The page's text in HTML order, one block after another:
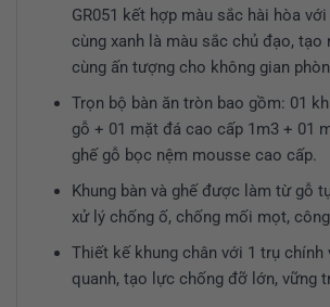
GR051 kết hợp màu sắc hài hòa
cùng xanh là màu sắc chủ đạo, tạo
cùng ấn tượng cho không gian
Trọn bộ bàn ăn tròn bao gồm: 01
gỗ + 01 mặt đá cao cấp 1m3 + 01
ghế gỗ bọc nệm mousse cao cấp.
Khung bàn và ghế được làm từ gỗ
xử lý chống ố, chống mối mọt,
Thiết kế khung chân với 1 trụ chính
quanh, tạo lực chống đỡ lớn, vững